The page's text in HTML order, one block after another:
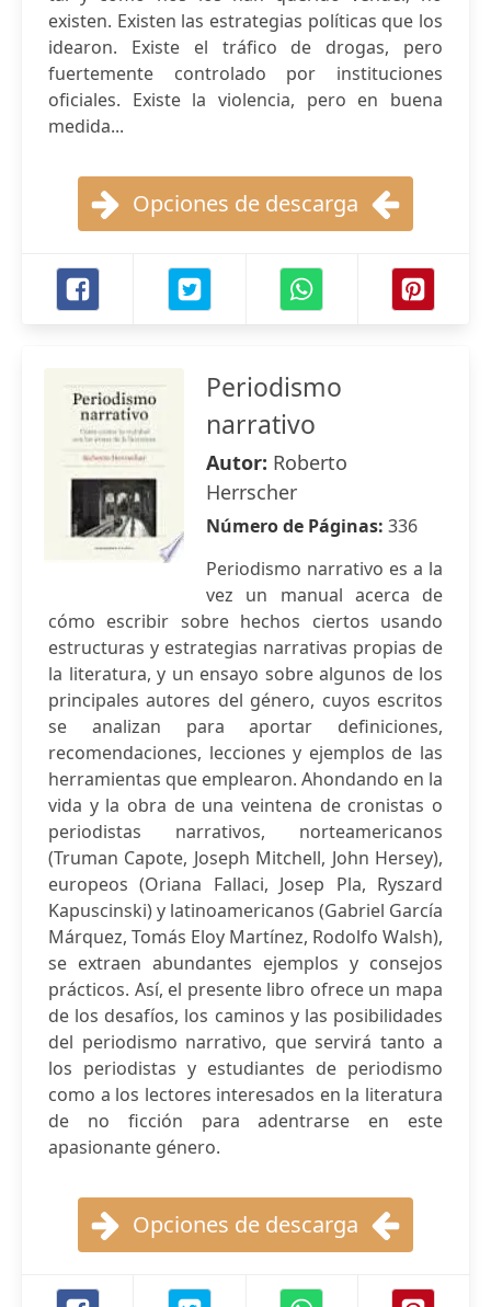
existen. Existen las estrategias políticas que los
idearon. Existe el tráfico de drogas, pero
fuertemente controlado por instituciones
oficiales. Existe la violencia, pero en buena
medida...
Opciones de descarga
Periodismo
narrativo
Autor: Roberto
Herrscher
Número de Páginas: 336
Periodismo narrativo es a la
vez un manual acerca de
cómo escribir sobre hechos ciertos usando
estructuras y estrategias narrativas propias de
la literatura, y un ensayo sobre algunos de los
principales autores del género, cuyos escritos
se analizan para aportar definiciones,
recomendaciones, lecciones y ejemplos de las
herramientas que emplearon. Ahondando en la
vida y la obra de una veintena de cronistas o
periodistas narrativos, norteamericanos
(Truman Capote, Joseph Mitchell, John Hersey),
europeos (Oriana Fallaci, Josep Pla, Ryszard
Kapuscinski) y latinoamericanos (Gabriel García
Márquez, Tomás Eloy Martínez, Rodolfo Walsh),
se extraen abundantes ejemplos y consejos
prácticos. Así, el presente libro ofrece un mapa
de los desafíos, los caminos y las posibilidades
del periodismo narrativo, que servirá tanto a
los periodistas y estudiantes de periodismo
como a los lectores interesados en la literatura
de no ficción para adentrarse en este
apasionante género.
Opciones de descarga